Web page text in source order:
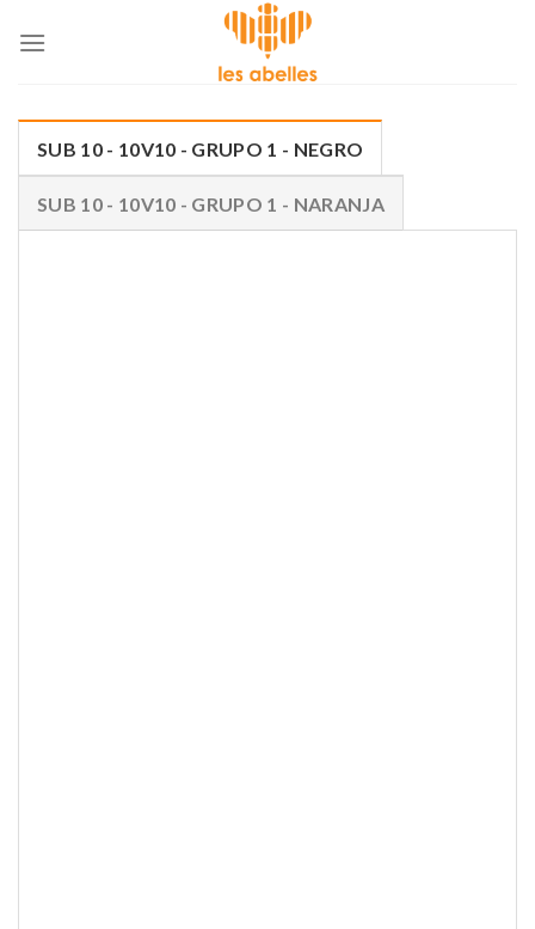
SUB 10 - 10V10 - GRUPO 1 - NEGRO
SUB 10 - 10V10 - GRUPO 1 - NARANJA